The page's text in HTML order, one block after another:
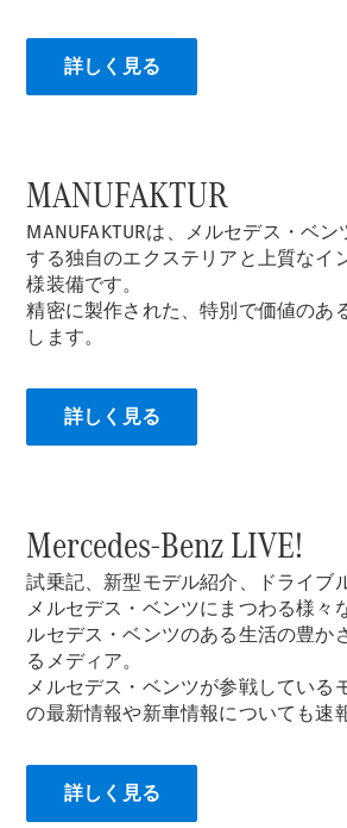
All Coupé
CLE Coupé
Mercedes-
AMG GT 4-
Door-Coupé
Mercedes-
AMG GT
4-Door-
Coupé
試乗リクエ
スト
All
Cabriolet/Roadster
Cabriolet
Mercedes-
詳しく見る
MANUFAKTUR
MANUFAKTURは、メルセデス・ベ
する独自のエクステリアと上質なイ
様装備です。
精密に製作された、特別で価値のあ
します。
詳しく見る
Mercedes-Benz LIVE!
試乗記、新型モデル紹介、ドライブ
メルセデス・ベンツにまつわる様々
ルセデス・ベンツのある生活の豊か
るメディア。
メルセデス・ベンツが参戦している
の最新情報や新車情報についても速
詳しく見る